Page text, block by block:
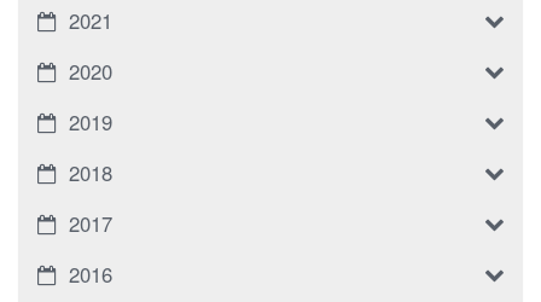
2021
2020
2019
2018
2017
2016